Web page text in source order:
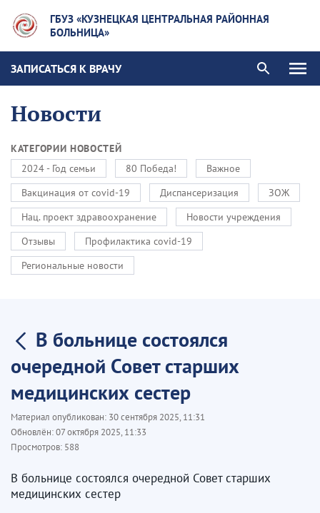
ГБУЗ «КУЗНЕЦКАЯ ЦЕНТРАЛЬНАЯ РАЙОННАЯ
БОЛЬНИЦА»
ЗАПИСАТЬСЯ К ВРАЧУ
Новости
КАТЕГОРИИ НОВОСТЕЙ
2024 - Год семьи
80 Победа!
Важное
Вакцинация от covid-19
Диспансеризация
ЗОЖ
Нац. проект здравоохранение
Новости учреждения
Отзывы
Профилактика covid-19
Региональные новости
В больнице состоялся
очередной Совет старших
медицинских сестер
Материал опубликован: 30 сентября 2025, 11:31
Обновлён:07 октября 2025, 11:33
Просмотров: 588
В больнице состоялся очередной Совет старших
медицинских сестер